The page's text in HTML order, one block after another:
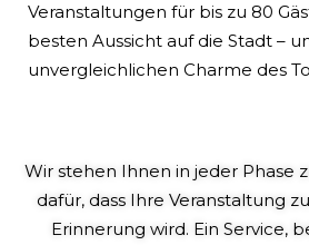
Veranstaltungen für bis zu 80
besten Aussicht auf die Stadt –
unvergleichlichen Charme des
Wir stehen Ihnen in jeder Phase
dafür, dass Ihre Veranstaltung
Erinnerung wird. Ein Service,